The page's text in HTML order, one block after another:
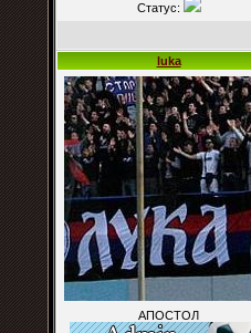
Статус:
luka
АПОСТОЛ